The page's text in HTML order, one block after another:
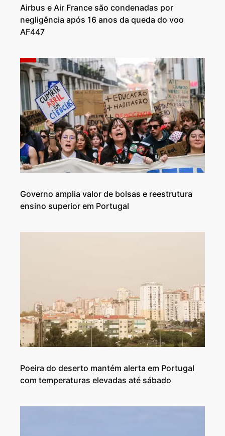
Airbus e Air France são condenadas por
negligência após 16 anos da queda do voo
AF447
Governo amplia valor de bolsas e reestrutura
ensino superior em Portugal
Poeira do deserto mantém alerta em Portugal
com temperaturas elevadas até sábado